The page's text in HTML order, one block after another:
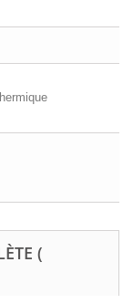
(